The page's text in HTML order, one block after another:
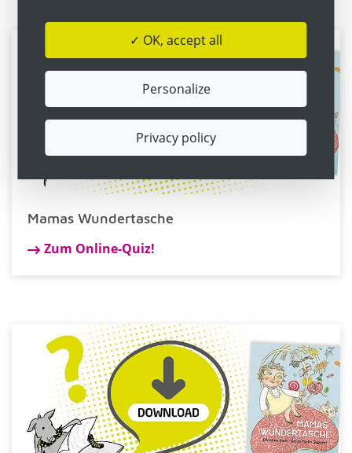
Mamas Wundertasche
Zum Online-Quiz!
✓ OK, accept all
Personalize
Privacy policy